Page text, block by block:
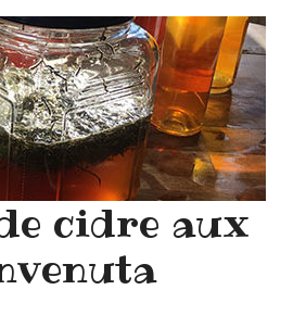
cidre aux